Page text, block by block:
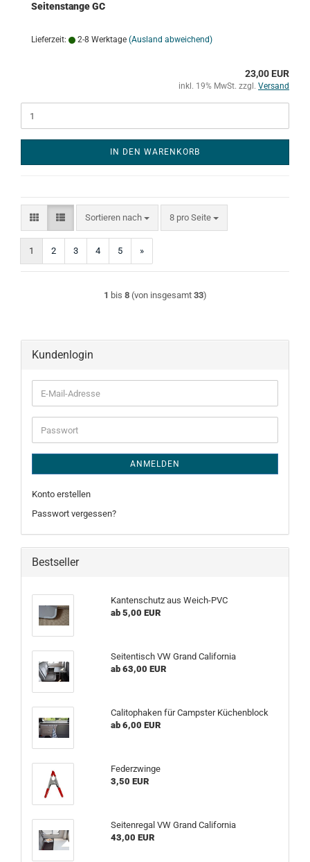
Seitenstange GC
Lieferzeit: 2-8 Werktage (Ausland abweichend)
23,00 EUR
inkl. 19% MwSt. zzgl. Versand
IN DEN WARENKORB
Sortieren nach
Sortieren nach 8 pro Seite
pro Seite
1 2 3 4 5 »
1 bis 8(von insgesamt 33)
Kundenlogin
E-
Mail-
Adresse
Passwort
ANMELDEN
Konto erstellen
Passwort vergessen?
Bestseller
Kantenschutz aus Weich-PVC
ab 5,00 EUR
Seitentisch VW Grand California
ab 63,00 EUR
Calitophaken für Campster Küchenblock
ab 6,00 EUR
Federzwinge
3,50 EUR
Seitenregal VW Grand California
43,00 EUR